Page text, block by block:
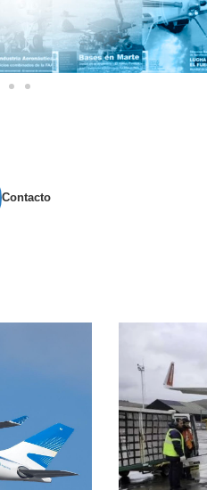
Contacto